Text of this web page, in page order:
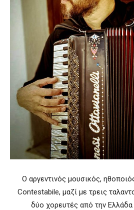
Ο αργεντινός μουσικός,
Contestabile, μαζί με τρεις
δύο χορευτές από την Ελλάδα